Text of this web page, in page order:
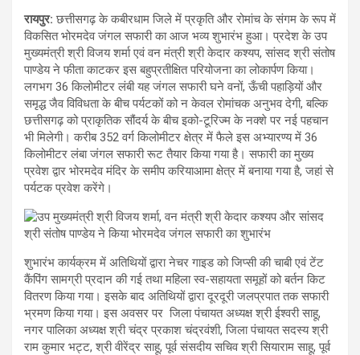
रायपुर:छत्तीसगढ़ के कबीरधाम जिले में प्रकृति और रोमांच के संगम के रूप में
विकसित भोरमदेव जंगल सफारी का आज भव्य शुभारंभ हुआ। प्रदेश के उप
मुख्यमंत्री श्री विजय शर्मा एवं वन मंत्री श्री केदार कश्यप, सांसद श्री संतोष
पाण्डेय ने फीता काटकर इस बहुप्रतीक्षित परियोजना का लोकार्पण किया।
लगभग 36 किलोमीटर लंबी यह जंगल सफारी घने वनों, ऊँची पहाड़ियों और
समृद्ध जैव विविधता के बीच पर्यटकों को न केवल रोमांचक अनुभव देगी, बल्कि
छत्तीसगढ़ को प्राकृतिक सौंदर्य के बीच इको-टूरिज्म के नक्शे पर नई पहचान
भी मिलेगी। करीब 352 वर्ग किलोमीटर क्षेत्र में फैले इस अभ्यारण्य में 36
किलोमीटर लंबा जंगल सफारी रूट तैयार किया गया है। सफारी का मुख्य
प्रवेश द्वार भोरमदेव मंदिर के समीप करियाआमा क्षेत्र में बनाया गया है, जहां से
पर्यटक प्रवेश करेंगे।
शुभारंभ कार्यक्रम में अतिथियों द्वारा नेचर गाइड को जिप्सी की चाबी एवं टेंट
कैंपिंग सामग्री प्रदान की गई तथा महिला स्व-सहायता समूहों को बर्तन किट
वितरण किया गया। इसके बाद अतिथियों द्वारा दूरदूरी जलप्रपात तक सफारी
भ्रमण किया गया। इस अवसर पर जिला पंचायत अध्यक्ष श्री ईश्वरी साहू,
नगर पालिका अध्यक्ष श्री चंद्र प्रकाश चंद्रवंशी, जिला पंचायत सदस्य श्री
राम कुमार भट्ट, श्री वीरेंद्र साहू, पूर्व संसदीय सचिव श्री सियाराम साहू, पूर्व